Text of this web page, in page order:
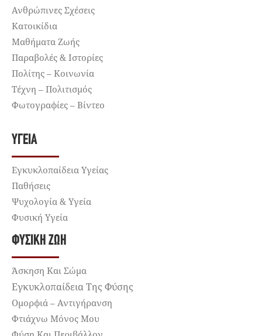
Ανθρώπινες Σχέσεις
Κατοικίδια
Μαθήματα Ζωής
Παραβολές & Ιστορίες
Πολίτης – Κοινωνία
Τέχνη – Πολιτισμός
Φωτογραφίες – Βίντεο
ΥΓΕΊΑ
Εγκυκλοπαίδεια Υγείας
Παθήσεις
Ψυχολογία & Υγεία
Φυσική Υγεία
ΦΥΣΙΚΉ ΖΩΉ
Άσκηση Και Σώμα
Εγκυκλοπαίδεια Της Φύσης
Ομορφιά – Αντιγήρανση
Φτιάχνω Μόνος Μου